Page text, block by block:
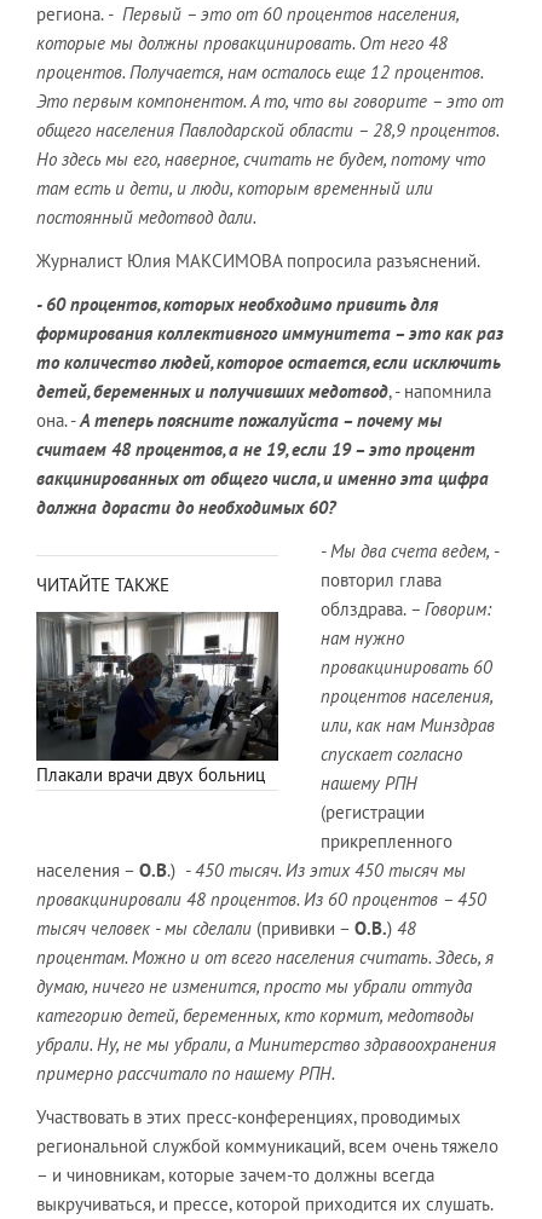
региона. - Первый – это от 60 процентов населения,
которые мы должны провакцинировать. От него 48
процентов. Получается, нам осталось еще 12 процентов.
Это первым компонентом. А то, что вы говорите – это от
общего населения Павлодарской области – 28,9 процентов.
Но здесь мы его, наверное, считать не будем, потому что
там есть и дети, и люди, которым временный или
постоянный медотвод дали.
Журналист Юлия МАКСИМОВА попросила разъяснений.
- 60 процентов, которых необходимо привить для
формирования коллективного иммунитета – это как раз
то количество людей, которое остается, если исключить
детей, беременных и получивших медотвод, - напомнила
она. -А теперь поясните пожалуйста – почему мы
считаем 48 процентов, а не 19, если 19 – это процент
вакцинированных от общего числа, и именно эта цифра
должна дорасти до необходимых 60?
ЧИТАЙТЕ ТАКЖЕ
Плакали врачи двух больниц
- Мы два счета ведем, -
повторил глава
облздрава. – Говорим:
нам нужно
провакцинировать 60
процентов населения,
или, как нам Минздрав
спускает согласно
нашему РПН
(регистрации
прикрепленного
населения – О.В.) - 450 тысяч. Из этих 450 тысяч мы
провакцинировали 48 процентов. Из 60 процентов – 450
тысяч человек - мы сделали (прививки – О.В.) 48
процентам. Можно и от всего населения считать. Здесь, я
думаю, ничего не изменится, просто мы убрали оттуда
категорию детей, беременных, кто кормит, медотводы
убрали. Ну, не мы убрали, а Минитерство здравоохранения
примерно рассчитало по нашему РПН.
Участвовать в этих пресс-конференциях, проводимых
региональной службой коммуникаций, всем очень тяжело
– и чиновникам, которые зачем-то должны всегда
выкручиваться, и прессе, которой приходится их слушать.